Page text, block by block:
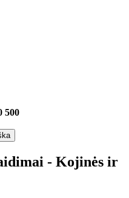
500
- Kojinės ir